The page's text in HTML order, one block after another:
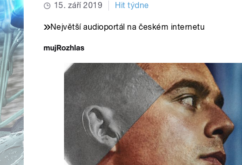
15. září 2019 Hit týdne
Největší audioportál na českém internetu